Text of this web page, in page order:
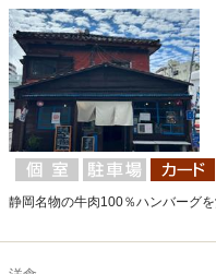
静岡名物の牛肉100％ハンバーグ